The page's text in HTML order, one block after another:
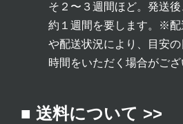
そ２〜３週間ほど。発送
約１週間を要します。
※配
や配送状況により、目安
時間をいただく場合がござ
■ 送料について >>